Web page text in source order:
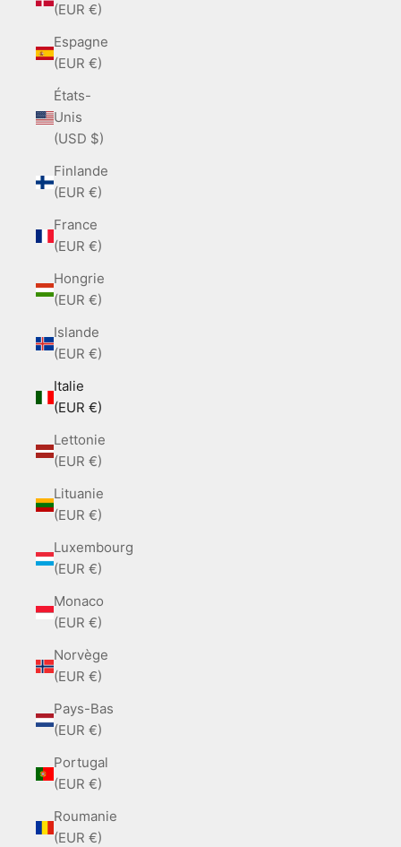
(EUR €)
Espagne
(EUR €)
États-
Unis
(USD $)
Finlande
(EUR €)
France
(EUR €)
Hongrie
(EUR €)
Islande
(EUR €)
Italie
(EUR €)
Lettonie
(EUR €)
Lituanie
(EUR €)
Luxembourg
(EUR €)
Monaco
(EUR €)
Norvège
(EUR €)
Pays-Bas
(EUR €)
Portugal
(EUR €)
Roumanie
(EUR €)